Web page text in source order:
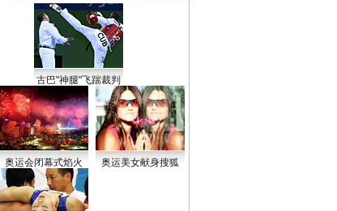
古巴"神腿"飞踹裁判
奥运会闭幕式焰火 奥运美女献身搜狐